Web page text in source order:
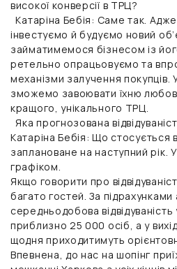
високої конверсії в ТРЦ?
Катаріна Бебія: Саме так.
інвестуємо й будуємо новий
займатимемося бізнесом із
ретельно опрацьовуємо та
механізми залучення
зможемо завоювати їхню любов
кращого, унікального ТРЦ.
Яка прогнозована
Катаріна Бебія:Що стосується
заплановане на наступний рік.
графіком.
Якщо говорити про
багато гостей. За підрахунками
середньодобова
приблизно 25 000 осіб, а у
щодня приходитимуть
Впевнена, до нас на шопінг